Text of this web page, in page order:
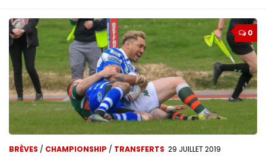
0
BRÈVES / CHAMPIONSHIP / TRANSFERTS 29 JUILLET 2019